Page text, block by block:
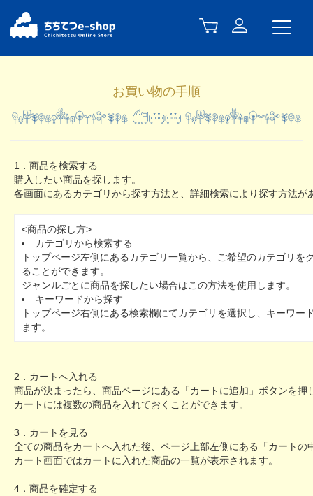
お買い物の手順
1．商品を検索する
購入したい商品を探します。
各画面にあるカテゴリから探す方法と、詳細検索により探す方法が
<商品の探し方>
カテゴリから検索する
トップページ左側にあるカテゴリ一覧から、ご希望のカテゴリ
ることができます。
ジャンルごとに商品を探したい場合はこの方法を使用します。
キーワードから探す
トップページ右側にある検索欄にてカテゴリを選択し、キーワ
ます。
2．カートへ入れる
商品が決まったら、商品ページにある「カートに追加」ボタンを押
カートには複数の商品を入れておくことができます。
3．カートを見る
全ての商品をカートへ入れた後、ページ上部左側にある「カートの
カート画面ではカートに入れた商品の一覧が表示されます。
4．商品を確定する